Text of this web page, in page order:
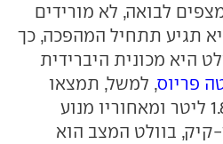
לבואה, לא מורידים
תגיע תתחיל המהפכה, כך
היא מכונית היברידית
פריוס, למשל, תמצאו
מנוע בנזין גדול בנפח 1.8 ליטר ומאחוריו מנוע
בוולט המצב הוא